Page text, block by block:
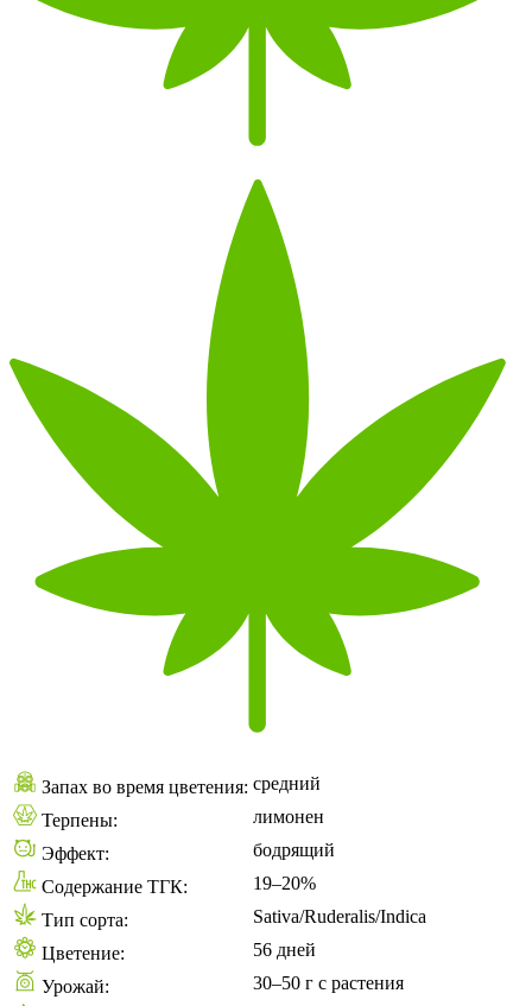
Запах во время цветения: средний
Терпены:
лимонен
Эффект:
бодрящий
Содержание ТГК:
19–20%
Тип сорта:
Sativa/Ruderalis/Indica
Цветение:
56 дней
Урожай:
30–50 г с растения